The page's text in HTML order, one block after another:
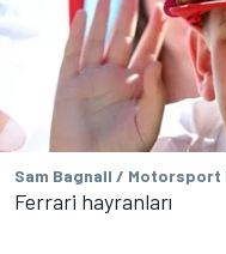
Sam Bagnall / Motorsport
Ferrari hayranları